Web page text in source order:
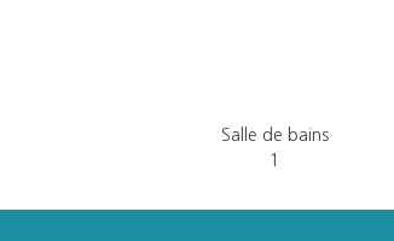
Salle de bains
1